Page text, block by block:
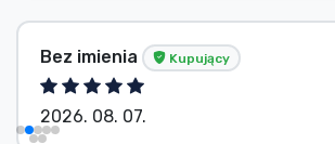
Bez imienia Kupujący
2026. 08. 07.